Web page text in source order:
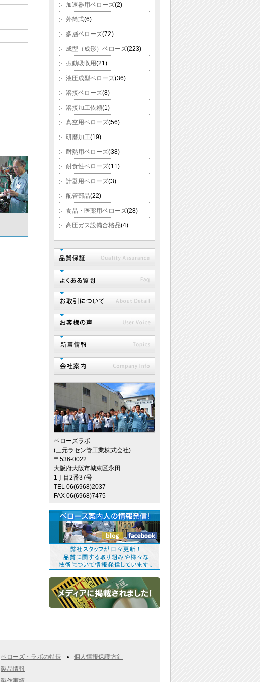
加速器用ベローズ(2)
外筒式(6)
多層ベローズ(72)
成型（成形）ベローズ(223)
振動吸収用(21)
液圧成型ベローズ(36)
溶接ベローズ(8)
溶接加工依頼(1)
真空用ベローズ(56)
研磨加工(19)
耐熱用ベローズ(38)
耐食性ベローズ(11)
計器用ベローズ(3)
配管部品(22)
食品・医薬用ベローズ(28)
高圧ガス設備合格品(4)
ベローズラボ
(三元ラセン管工業株式会社)
〒536-0022
大阪府大阪市城東区永田
1丁目2番37号
TEL 06(6968)2037
FAX 06(6968)7475
ベローズ・ラボの特長
製品情報
個人情報保護方針